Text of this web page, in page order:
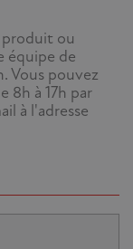
produit ou
équipe de
Vous pouvez
8h à 17h par
à l'adresse